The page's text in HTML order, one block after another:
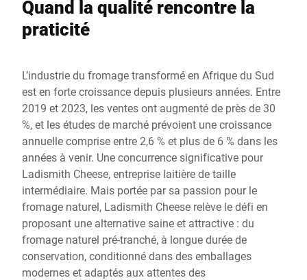
Quand la qualité rencontre la
praticité
L’industrie du fromage transformé en Afrique du Sud
est en forte croissance depuis plusieurs années. Entre
2019 et 2023, les ventes ont augmenté de près de 30
%, et les études de marché prévoient une croissance
annuelle comprise entre 2,6 % et plus de 6 % dans les
années à venir. Une concurrence significative pour
Ladismith Cheese, entreprise laitière de taille
intermédiaire. Mais portée par sa passion pour le
fromage naturel, Ladismith Cheese relève le défi en
proposant une alternative saine et attractive : du
fromage naturel pré-tranché, à longue durée de
conservation, conditionné dans des emballages
modernes et adaptés aux attentes des